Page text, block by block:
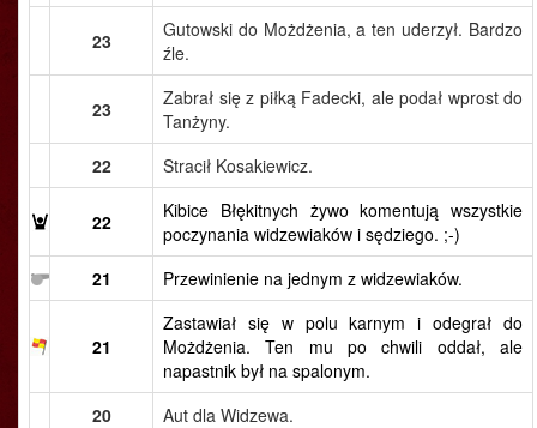
23
Gutowski do Możdżenia, a ten uderzył. Bardzo
źle.
23
Zabrał się z piłką Fadecki, ale podał wprost do
Tanżyny.
22
Stracił Kosakiewicz.
22
Kibice Błękitnych żywo komentują wszystkie
poczynania widzewiaków i sędziego. ;-)
21
Przewinienie na jednym z widzewiaków.
21
Zastawiał się w polu karnym i odegrał do
Możdżenia. Ten mu po chwili oddał, ale
napastnik był na spalonym.
20
Aut dla Widzewa.